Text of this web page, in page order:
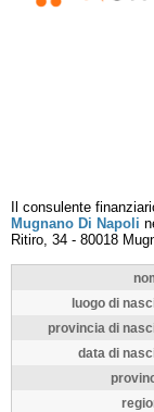
Il consulente
Mugnano Di Napoli
Ritiro, 34 - 80018
luogo di
provincia di
data di